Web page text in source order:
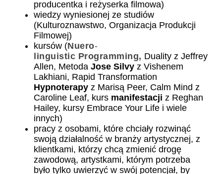
producentka i reżyserka filmowa)
wiedzy wyniesionej ze studiów
(Kulturoznawstwo, Organizacja Produkcji
Filmowej)
kursów (Nuero-
linguistic Programming, Duality z Jeffrey
Allen, Metoda Jose Silvy z Vishenem
Lakhiani, Rapid Transformation
Hypnoterapy z Marisą Peer, Calm Mind z
Caroline Leaf, kurs manifestacji z Reghan
Hailey, kursy Embrace Your Life i wiele
innych)
pracy z osobami, które chciały rozwinąć
swoją działalność w branży artystycznej, z
klientkami, którzy chcą zmienić drogę
zawodową, artystkami, którym potrzeba
było tylko uwierzyć w swój potencjał, by